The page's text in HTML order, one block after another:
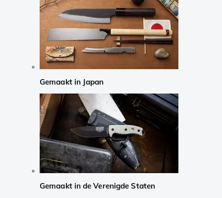
Gemaakt in Japan
Gemaakt in de Verenigde Staten